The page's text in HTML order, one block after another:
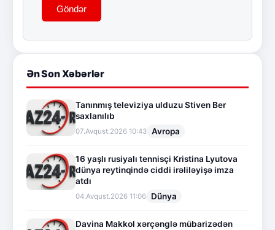
Göndər
Ən Son Xəbərlər
Tanınmış televiziya ulduzu Stiven Ber
saxlanılıb
07.Avqust.2026 10:43 Avropa
16 yaşlı rusiyalı tennisçi Kristina Lyutova
dünya reytinqində ciddi irəliləyişə imza
atdı
04.Avqust.2026 11:06 Dünya
Davina Makkol xərçənglə mübarizədən